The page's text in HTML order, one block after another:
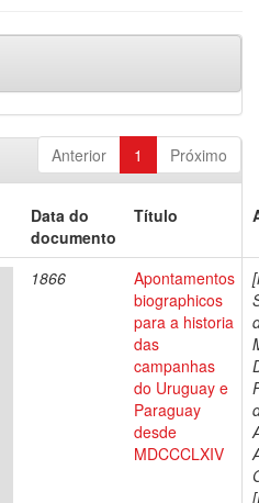
Anterior 1 Próximo
Data do
documento
Título
1866
Apontamentos
biographicos
para a historia
das
campanhas
do Uruguay e
Paraguay
desde
MDCCCLXIV